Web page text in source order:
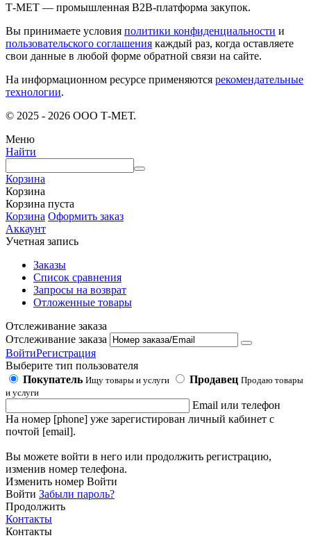
Т-МЕТ — промышленная B2B-платформа закупок.
Вы принимаете условия политики конфиденциальности и
пользовательского соглашения каждый раз, когда оставляете
свои данные в любой форме обратной связи на сайте.
На информационном ресурсе применяются рекомендательные
технологии.
© 2025 - 2026 ООО Т-МЕТ.
Меню
Найти
Корзина
Корзина
Корзина пуста
Корзина Оформить заказ
Аккаунт
Учетная запись
Заказы
Список сравнения
Запросы на возврат
Отложенные товары
Отслеживание заказа
Отслеживание заказа
ВойтиРегистрация
Выберите тип пользователя
Покупатель Ищу товары и услуги Продавец Продаю товары
и услуги
Email или телефон
На номер [phone] уже зарегистирован личный кабинет с
почтой [email].
Вы можете войти в него или продолжить регистрацию,
изменив номер телефона.
Изменить номер Войти
Войти Забыли пароль?
Продолжить
Контакты
Контакты